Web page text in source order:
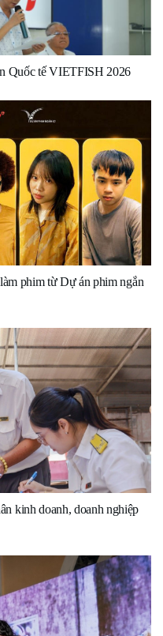
Quốc tế VIETFISH 2026
phim từ Dự án phim ngắn
kinh doanh, doanh nghiệp